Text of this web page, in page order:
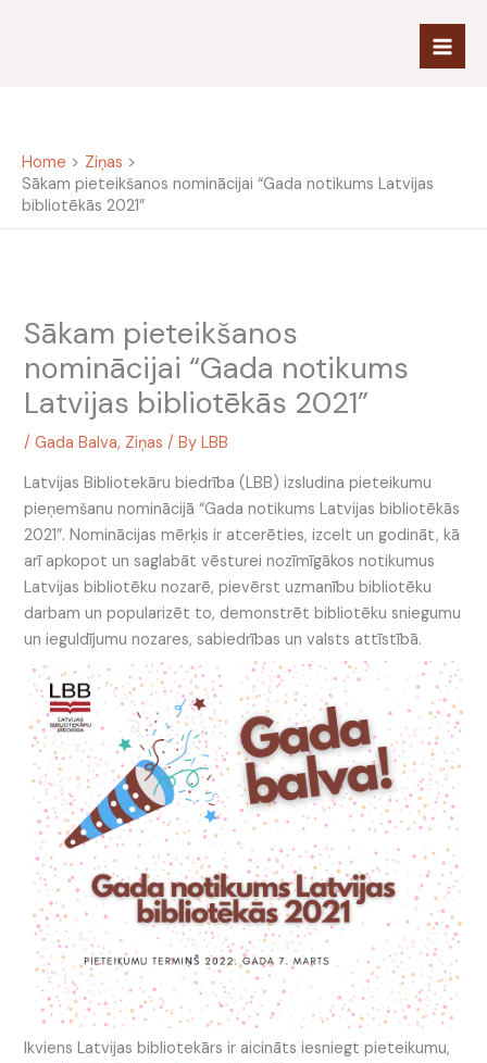
Home
Ziņas
Sākam pieteikšanos nominācijai “Gada notikums Latvijas
bibliotēkās 2021”
Sākam pieteikšanos
nominācijai “Gada notikums
Latvijas bibliotēkās 2021”
/Gada Balva, Ziņas / ByLBB
Latvijas Bibliotekāru biedrība (LBB) izsludina pieteikumu
pieņemšanu nominācijā “Gada notikums Latvijas bibliotēkās
2021”. Nominācijas mērķis ir atcerēties, izcelt un godināt, kā
arī apkopot un saglabāt vēsturei nozīmīgākos notikumus
Latvijas bibliotēku nozarē, pievērst uzmanību bibliotēku
darbam un popularizēt to, demonstrēt bibliotēku sniegumu
un ieguldījumu nozares, sabiedrības un valsts attīstībā.
Ikviens Latvijas bibliotekārs ir aicināts iesniegt pieteikumu,